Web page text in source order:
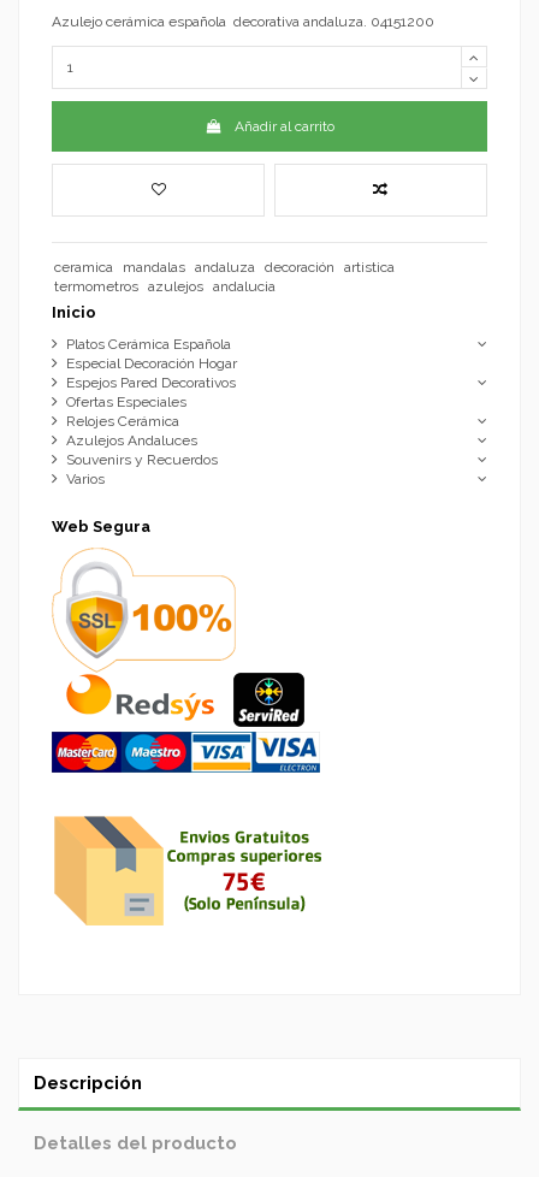
Azulejo cerámica española decorativa andaluza. 04151200
Añadir al carrito
ceramica mandalas andaluza decoración
artistica
termometros azulejos andalucia
Inicio
Platos Cerámica Española
Especial Decoración Hogar
Espejos Pared Decorativos
Ofertas Especiales
Relojes Cerámica
Azulejos Andaluces
Souvenirs y Recuerdos
Varios
Web Segura
Descripción
Detalles del producto